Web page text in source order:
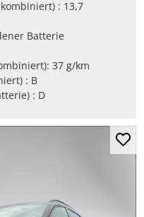
Energieverbrauch (gewichtet, kombiniert) : 13,7
Batterie
37 g/km
-Klasse (gewichtet, kombiniert) : B
-Klasse (bei entladener Batterie) : D